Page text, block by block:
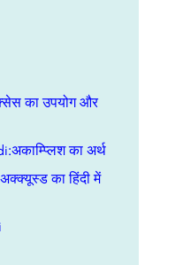
का उपयोग और
का अर्थ
का हिंदी में